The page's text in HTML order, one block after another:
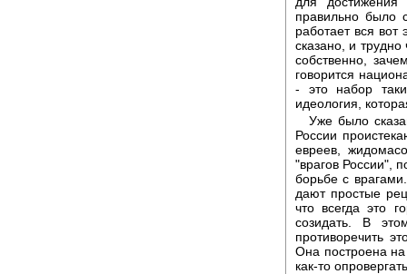
правильно было
работает вся
сказано, и
собственно,
говорится
- это набор
идеология,
Уже было
России
евреев,
"врагов России",
борьбе с
дают простые
что всегда это
созидать. В
противоречить
Она построена
как-то